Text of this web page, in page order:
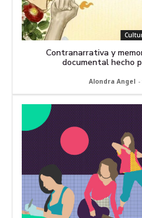
Contranarrativa y
documental hecho
Alondra Angel -